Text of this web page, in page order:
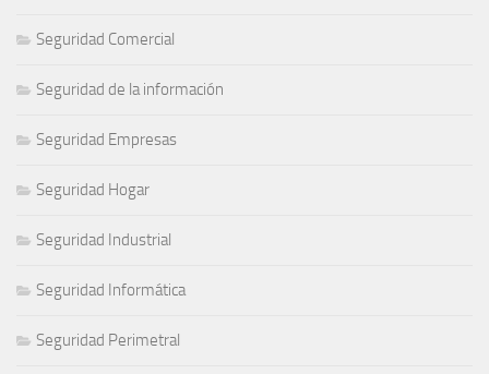
Seguridad Comercial
Seguridad de la información
Seguridad Empresas
Seguridad Hogar
Seguridad Industrial
Seguridad Informática
Seguridad Perimetral